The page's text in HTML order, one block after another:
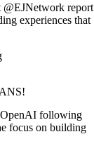
report
experiences that
OpenAI following
focus on building